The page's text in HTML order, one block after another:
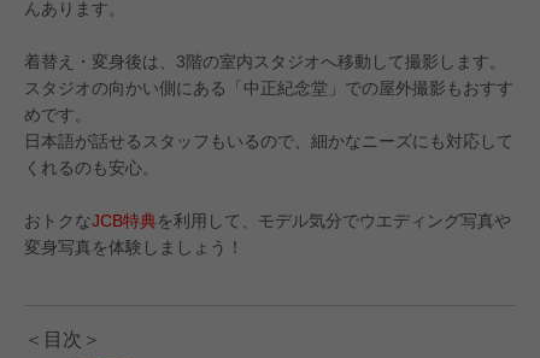
んあります。
着替え・変身後は、3階の室内スタジオへ移動して撮影します。
スタジオの向かい側にある「中正紀念堂」での屋外撮影もおすす
めです。
日本語が話せるスタッフもいるので、細かなニーズにも対応して
くれるのも安心。
おトクなJCB特典を利用して、モデル気分でウエディング写真や
変身写真を体験しましょう！
＜目次＞